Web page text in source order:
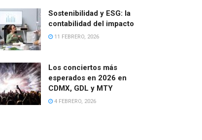
Sostenibilidad y ESG: la
contabilidad del impacto
11 FEBRERO, 2026
Los conciertos más
esperados en 2026 en
CDMX, GDL y MTY
4 FEBRERO, 2026